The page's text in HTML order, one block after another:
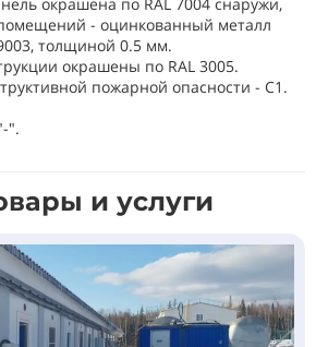
- оцинкованный металл
толщиной 0.5 мм.
окрашены по RAL 3005.
пожарной опасности - С1.
".
и услуги